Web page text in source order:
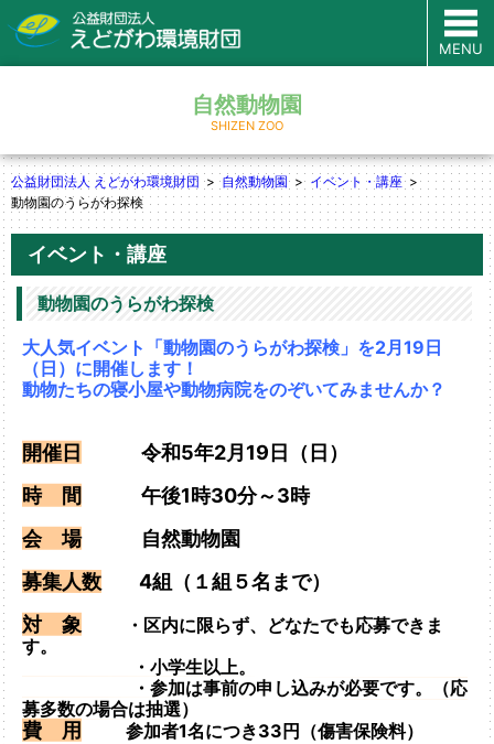
MENU
自然動物園
SHIZEN ZOO
公益財団法人 えどがわ環境財団 自然動物園
イベント・講座
動物園のうらがわ探検
イベント・講座
動物園のうらがわ探検
大人気イベント「動物園のうらがわ探検」を2月19日
（日）に開催します！
動物たちの寝小屋や動物病院をのぞいてみませんか？
開催日 令和5年2月19 日（日）
時 間 午後1時30分～3時
会 場自然動物園
募集人数4組（１組５名まで）
対 象 ・区内に限らず、どなたでも応募できま
す。
・小学生以上。
・参加は事前の申し込みが必要です。（応
募多数の場合は抽選）
費 用 参加者1名につき33円（傷害保険料）